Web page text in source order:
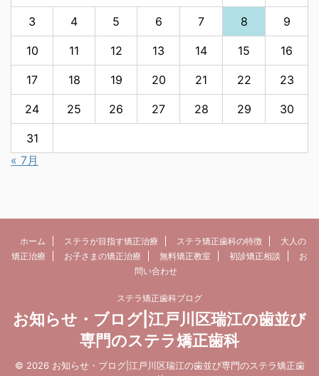
3 4 5 6 7 8 9
10 11 12 13 14 15 16
17 18 19 20 21 22 23
24 25 26 27 28 29 30
31
« 7月
ホーム ステラが目指す矯正治療 ステラ矯正歯科の特徴
大人の
矯正治療
お子さまの矯正治療 無料矯正教室 初診矯正相談
お
問い合わせ
ステラ矯正歯科ブログ
お知らせ・ブログ|江戸川区瑞江の歯並び
専門のステラ矯正歯科
© 2026 お知らせ・ブログ|江戸川区瑞江の歯並び専門のステラ矯正歯